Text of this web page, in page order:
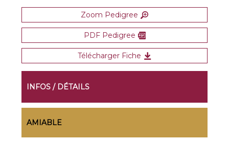
Zoom Pedigree
PDF Pedigree
Télécharger Fiche
INFOS / DÉTAILS
AMIABLE